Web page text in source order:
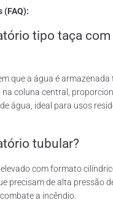
(FAQ):
tipo taça
que a água é
coluna central,
água, ideal para usos
tubular?
com formato
precisam de alta pressão
a incêndio.